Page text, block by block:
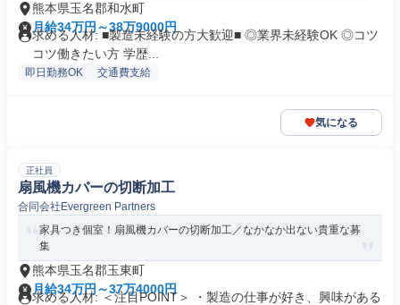
熊本県玉名郡和水町
月給34万円～38万9000円
求める人材: ■製造未経験の方大歓迎■ ◎業界未経験OK ◎コツ
コツ働きたい方 学歴...
即日勤務OK 交通費支給
気になる
正社員
扇風機カバーの切断加工
合同会社Evergreen Partners
家具つき個室！扇風機カバーの切断加工／なかなか出ない貴重な募
集
熊本県玉名郡玉東町
月給34万円～37万4000円
求める人材: ＜注目POINT＞ ・製造の仕事が好き、興味がある